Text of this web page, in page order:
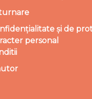
și de
personal